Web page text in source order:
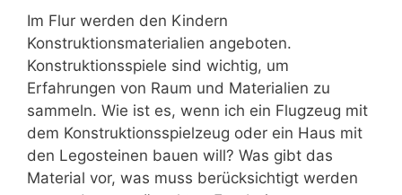
Im Flur werden den Kindern
Konstruktionsmaterialien angeboten.
Konstruktionsspiele sind wichtig, um
Erfahrungen von Raum und Materialien zu
sammeln. Wie ist es, wenn ich ein Flugzeug mit
dem Konstruktionsspielzeug oder ein Haus mit
den Legosteinen bauen will? Was gibt das
Material vor, was muss berücksichtigt werden